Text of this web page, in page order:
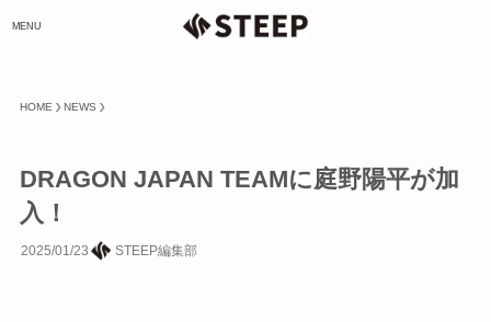
MENU
HOME NEWS
DRAGON JAPAN TEAMに庭野陽平が加
入！
2025/01/23 STEEP編集部